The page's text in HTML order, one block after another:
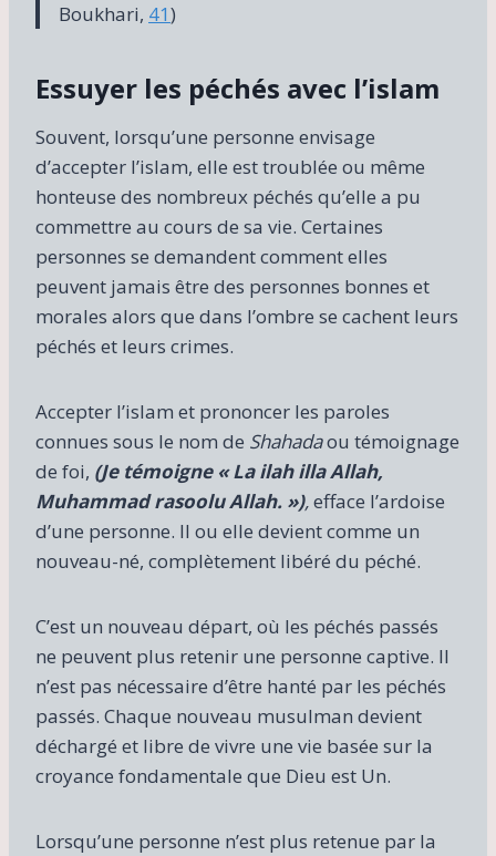
Boukhari, 41)
Essuyer les péchés avec l’islam
Souvent, lorsqu’une personne envisage
d’accepter l’islam, elle est troublée ou même
honteuse des nombreux péchés qu’elle a pu
commettre au cours de sa vie. Certaines
personnes se demandent comment elles
peuvent jamais être des personnes bonnes et
morales alors que dans l’ombre se cachent leurs
péchés et leurs crimes.
Accepter l’islam et prononcer les paroles
connues sous le nom de Shahadaou témoignage
de foi, (Je témoigne « La ilah illa Allah,
Muhammad rasoolu Allah. »),efface l’ardoise
d’une personne. Il ou elle devient comme un
nouveau-né, complètement libéré du péché.
C’est un nouveau départ, où les péchés passés
ne peuvent plus retenir une personne captive. Il
n’est pas nécessaire d’être hanté par les péchés
passés. Chaque nouveau musulman devient
déchargé et libre de vivre une vie basée sur la
croyance fondamentale que Dieu est Un.
Lorsqu’une personne n’est plus retenue par la